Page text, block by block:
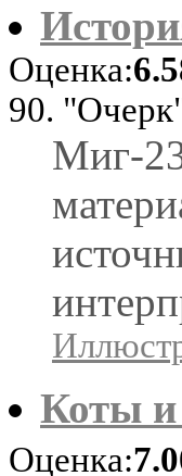
Оценка:
90.
Миг-
Коты
Оценка: